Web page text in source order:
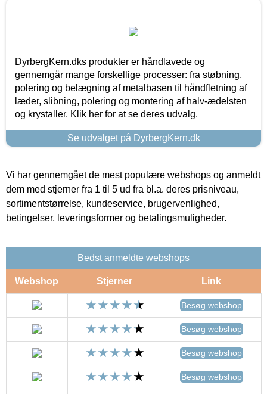
DyrbergKern.dks produkter er håndlavede og
gennemgår mange forskellige processer: fra støbning,
polering og belægning af metalbasen til håndfletning af
læder, slibning, polering og montering af halv-ædelsten
og krystaller. Klik her for at se deres udvalg.
Se udvalget på DyrbergKern.dk
Vi har gennemgået de mest populære webshops og anmeldt
dem med stjerner fra 1 til 5 ud fra bl.a. deres prisniveau,
sortimentstørrelse, kundeservice, brugervenlighed,
betingelser, leveringsformer og betalingsmuligheder.
Bedst anmeldte webshops
Webshop Stjerner Link
Besøg webshop
Besøg webshop
Besøg webshop
Besøg webshop